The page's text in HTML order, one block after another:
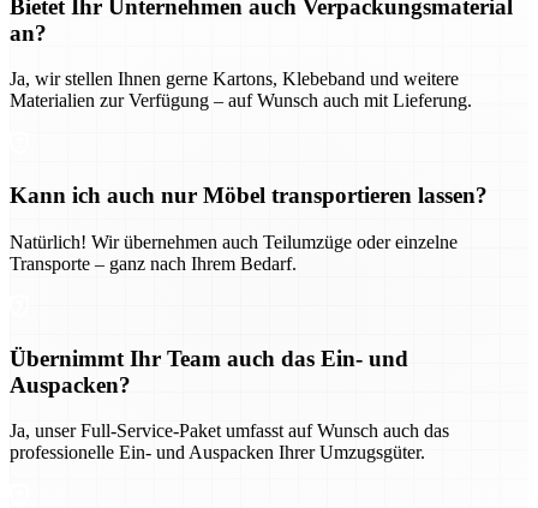
Bietet Ihr Unternehmen auch Verpackungsmaterial
an?
Ja, wir stellen Ihnen gerne Kartons, Klebeband und weitere
Materialien zur Verfügung – auf Wunsch auch mit Lieferung.
Kann ich auch nur Möbel transportieren lassen?
Natürlich! Wir übernehmen auch Teilumzüge oder einzelne
Transporte – ganz nach Ihrem Bedarf.
Übernimmt Ihr Team auch das Ein- und
Auspacken?
Ja, unser Full-Service-Paket umfasst auf Wunsch auch das
professionelle Ein- und Auspacken Ihrer Umzugsgüter.